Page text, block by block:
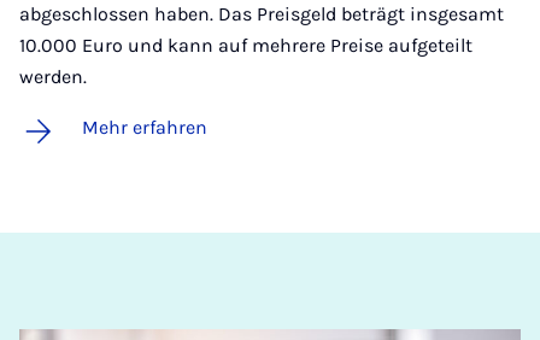
abgeschlossen haben. Das Preisgeld beträgt insgesamt
10.000 Euro und kann auf mehrere Preise aufgeteilt
werden.
Mehr erfahren